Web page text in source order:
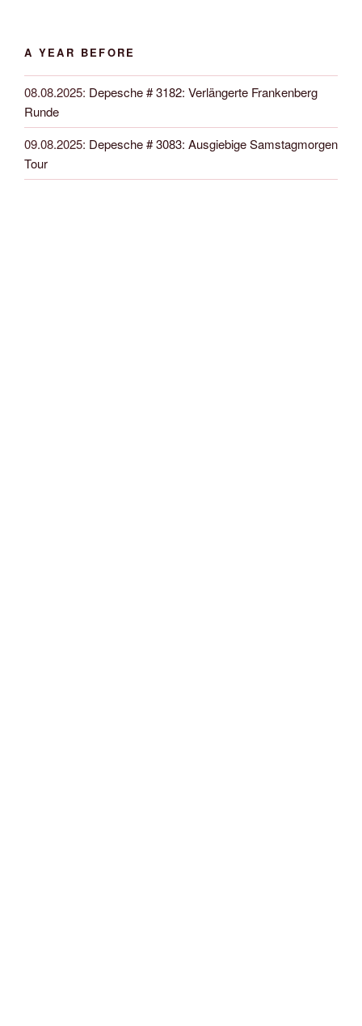
A YEAR BEFORE
08.08.2025: Depesche # 3182: Verlängerte Frankenberg
Runde
09.08.2025: Depesche # 3083: Ausgiebige Samstagmorgen
Tour